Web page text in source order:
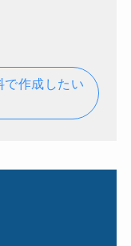
で作成したい